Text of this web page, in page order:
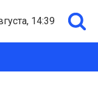
14:39